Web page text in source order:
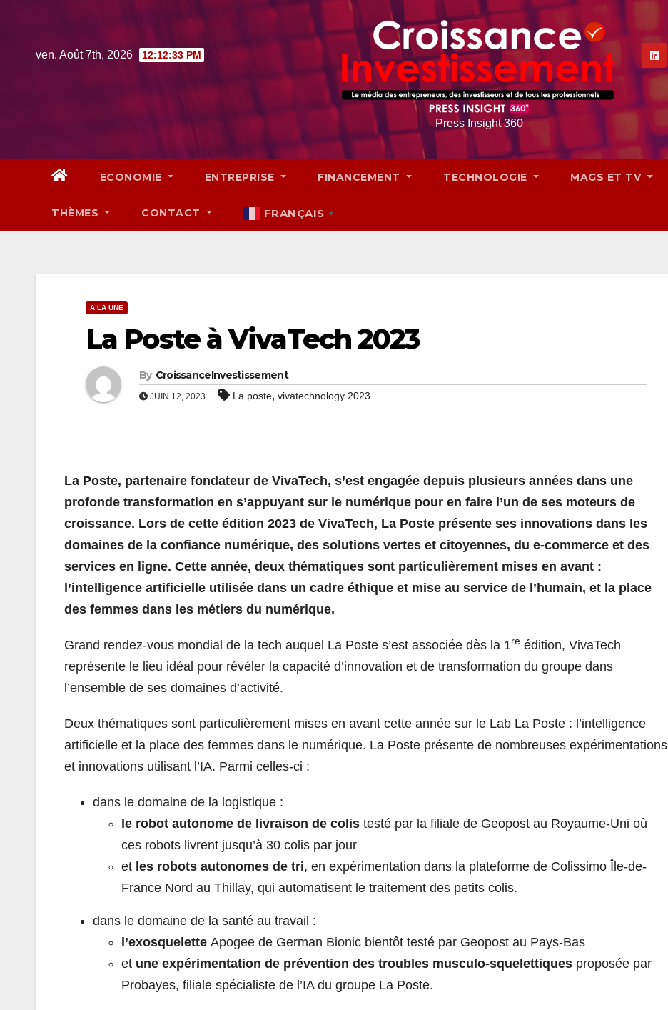
contentven. Août 7th, 2026 12:12:34 PM
Press Insight 360
ECONOMIE ENTREPRISE FINANCEMENT TECHNOLOGIE MAGS ET TV
THÈMES CONTACT FRANÇAIS ▼
A LA UNE
La Poste à VivaTech 2023
By CroissanceInvestissement
JUIN 12, 2023 La poste, vivatechnology 2023
La Poste, partenaire fondateur de VivaTech, s’est engagée depuis plusieurs années dans une
profonde transformation en s’appuyant sur le numérique pour en faire l’un de ses moteurs de
croissance. Lors de cette édition 2023 de VivaTech, La Poste présente ses innovations dans les
domaines de la confiance numérique, des solutions vertes et citoyennes, du e-commerce et des
services en ligne. Cette année, deux thématiques sont particulièrement mises en avant :
l’intelligence artificielle utilisée dans un cadre éthique et mise au service de l’humain, et la place
des femmes dans les métiers du numérique.
Grand rendez-vous mondial de la tech auquel La Poste s’est associée dès la 1re édition, VivaTech
représente le lieu idéal pour révéler la capacité d’innovation et de transformation du groupe dans
l’ensemble de ses domaines d’activité.
Deux thématiques sont particulièrement mises en avant cette année sur le Lab La Poste : l’intelligence
artificielle et la place des femmes dans le numérique. La Poste présente de nombreuses expérimentations
et innovations utilisant l’IA. Parmi celles-ci :
dans le domaine de la logistique :
le robot autonome de livraison de colis testé par la filiale de Geopost au Royaume-Uni où
ces robots livrent jusqu’à 30 colis par jour
et les robots autonomes de tri, en expérimentation dans la plateforme de Colissimo Île-de-
France Nord au Thillay, qui automatisent le traitement des petits colis.
dans le domaine de la santé au travail :
l’exosquelette Apogee de German Bionic bientôt testé par Geopost au Pays-Bas
et une expérimentation de prévention des troubles musculo-squelettiques proposée par
Probayes, filiale spécialiste de l’IA du groupe La Poste.